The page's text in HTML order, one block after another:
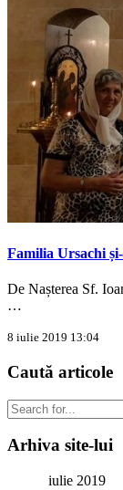
Familia Ursachi
De Nașterea Sf.
…
8 iulie 2019 13:04
Caută articole
Arhiva site-lui
iulie 2019